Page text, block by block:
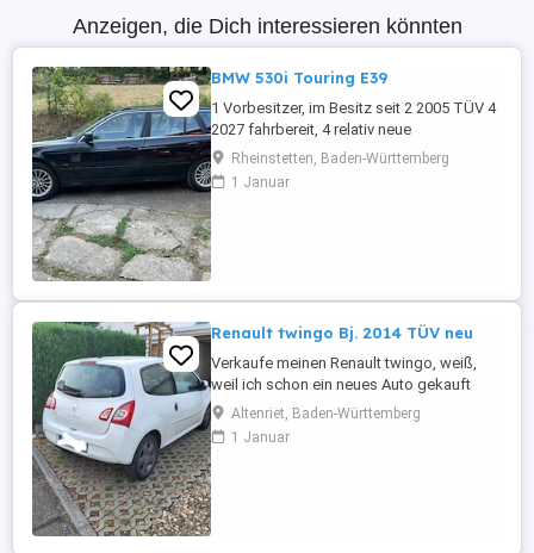
Anzeigen, die Dich interessieren könnten
BMW 530i Touring E39
1 Vorbesitzer, im Besitz seit 2 2005 TÜV 4
2027 fahrbereit, 4 relativ neue
Sommerreifen, 4 relativ neue Winterreifen
mit Alufelgen, regelmäßige Inspektion,
Automatikgetriebe neu 2020 mit ca. 249
Rheinstetten, Baden-Württemberg
1 Januar
Renault twingo Bj. 2014 TÜV neu
Verkaufe meinen Renault twingo, weiß,
weil ich schon ein neues Auto gekauft
habe und es nicht mehr brauche. Er fährt
tadellos, sehr zuverlässiges Auto, bin sehr
zufrieden, möchte aber nicht zwei Autos
Altenriet, Baden-Württemberg
1 Januar